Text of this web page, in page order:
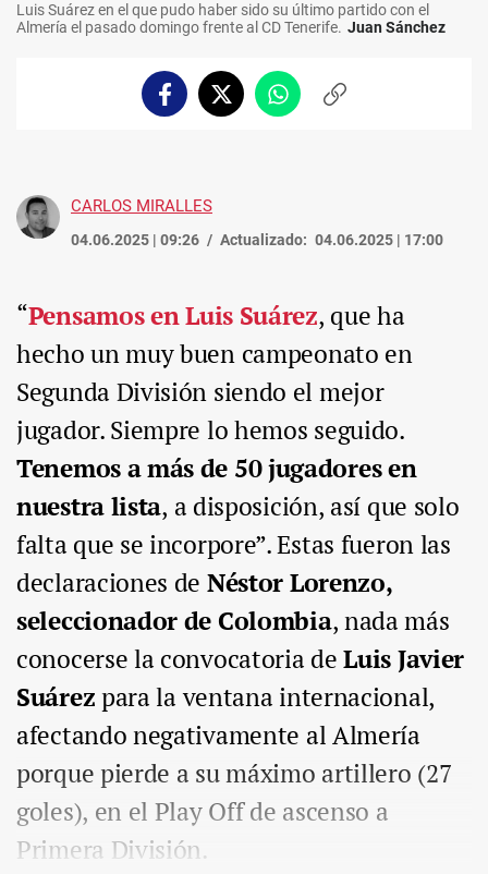
Luis Suárez en el que pudo haber sido su último partido con el
Almería el pasado domingo frente al CD Tenerife. Juan Sánchez
FacebookTwitterWhatsappCopiar
CARLOS MIRALLES
04.06.2025 | 09:26 Actualizado: 04.06.2025 | 17:00
“Pensamos en Luis Suárez, que ha
hecho un muy buen campeonato en
Segunda División siendo el mejor
jugador. Siempre lo hemos seguido.
Tenemos a más de 50 jugadores en
nuestra lista, a disposición, así que solo
falta que se incorpore”. Estas fueron las
declaraciones de Néstor Lorenzo,
seleccionador de Colombia, nada más
conocerse la convocatoria deLuis Javier
Suárezpara la ventana internacional,
afectando negativamente al Almería
porque pierde a su máximo artillero (27
goles), en el Play Off de ascenso a
Primera División.